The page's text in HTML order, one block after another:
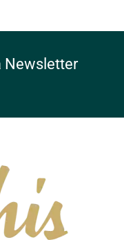
Newsletter